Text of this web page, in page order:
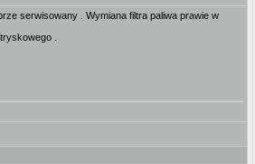
serwisowany . Wymiana filtra paliwa prawie w
.